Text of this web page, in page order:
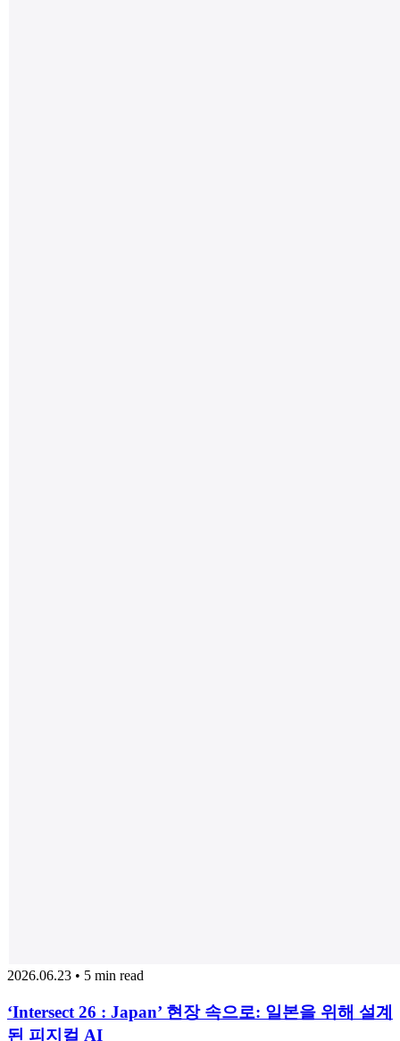
2026.06.23 • 5 min read
‘Intersect 26 : Japan’ 현장 속으로: 일본을 위해 설계
된 피지컬 AI